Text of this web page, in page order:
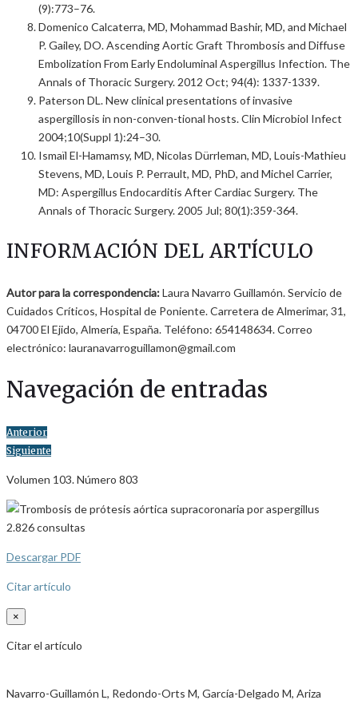
(9):773–76.
Domenico Calcaterra, MD, Mohammad Bashir, MD, and Michael
P. Gailey, DO. Ascending Aortic Graft Thrombosis and Diffuse
Embolization From Early Endoluminal Aspergillus Infection. The
Annals of Thoracic Surgery. 2012 Oct; 94(4): 1337-1339.
Paterson DL. New clinical presentations of invasive
aspergillosis in non-conven-tional hosts. Clin Microbiol Infect
2004;10(Suppl 1):24–30.
Ismaïl El-Hamamsy, MD, Nicolas Dürrleman, MD, Louis-Mathieu
Stevens, MD, Louis P. Perrault, MD, PhD, and Michel Carrier,
MD: Aspergillus Endocarditis After Cardiac Surgery. The
Annals of Thoracic Surgery. 2005 Jul; 80(1):359-364.
INFORMACIÓN DEL ARTÍCULO
Autor para la correspondencia:Laura Navarro Guillamón. Servicio de
Cuidados Críticos, Hospital de Poniente. Carretera de Almerimar, 31,
04700 El Ejido, Almería, España. Teléfono: 654148634. Correo
electrónico: lauranavarroguillamon@gmail.com
Navegación de entradas
Anterior
Siguiente
Volumen 103. Número 803
2.826consultas
Descargar PDF
Citar artículo
×
Citar el artículo
Navarro-Guillamón L, Redondo-Orts M, García-Delgado M, Ariza